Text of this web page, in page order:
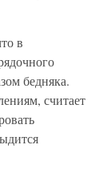
в
бедняка.
считает